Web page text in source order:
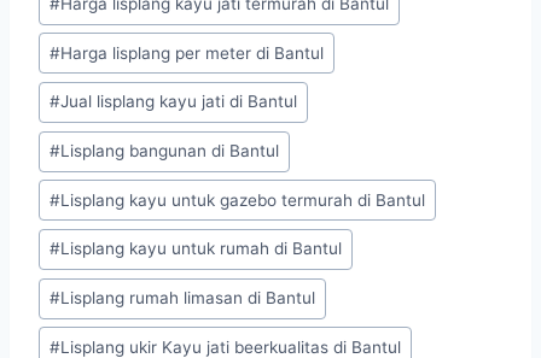
#Harga lisplang per meter di Bantul
#Jual lisplang kayu jati di Bantul
#Lisplang bangunan di Bantul
#Lisplang kayu untuk gazebo termurah di Bantul
#Lisplang kayu untuk rumah di Bantul
#Lisplang rumah limasan di Bantul
#Lisplang ukir Kayu jati beerkualitas di Bantul